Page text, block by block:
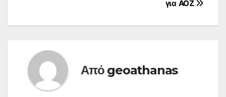
για ΑΟΖ
Από geoathanas